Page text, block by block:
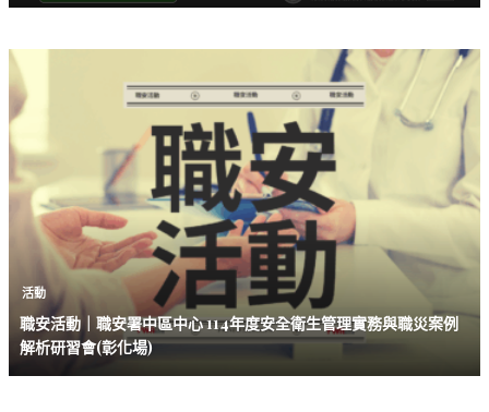
活動
職安活動｜職安署中區中心 114年度安全衛生管理實務與職災案例
解析研習會(彰化場)